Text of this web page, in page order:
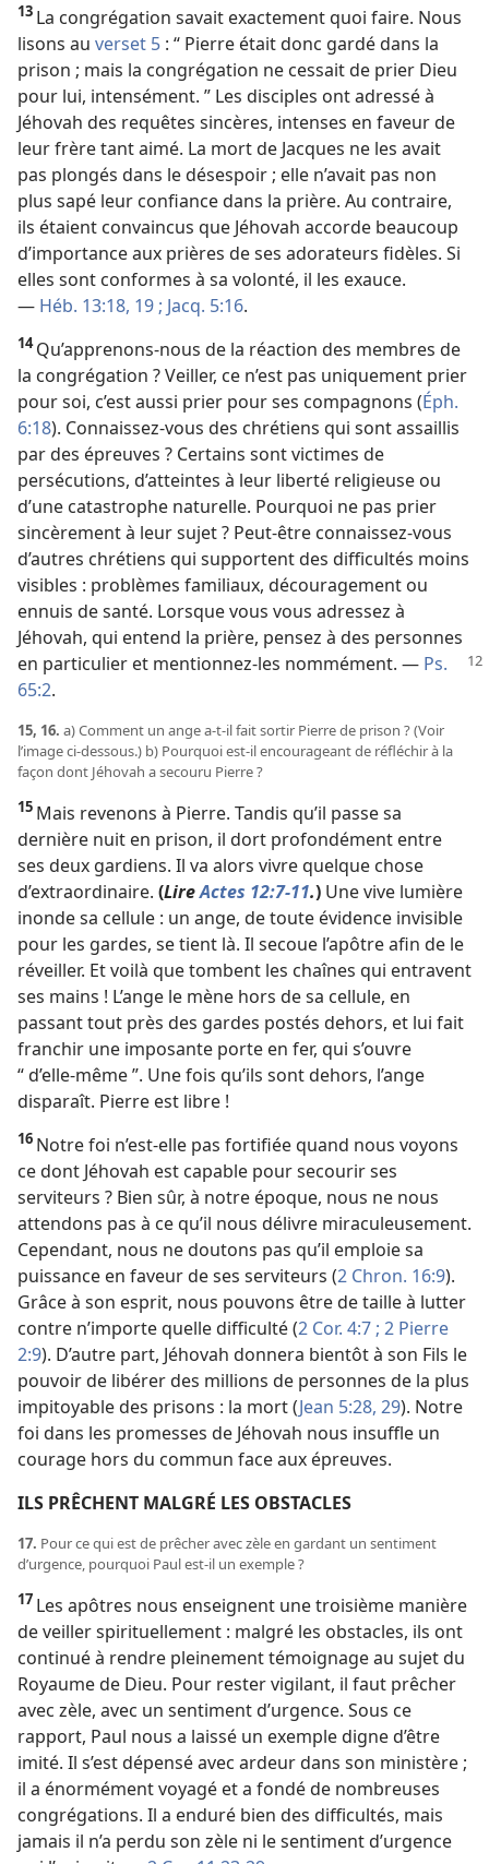
13 La congrégation savait exactement quoi faire. Nous
lisons au verset 5 : “ Pierre était donc gardé dans la
prison ; mais la congrégation ne cessait de prier Dieu
pour lui, intensément. ” Les disciples ont adressé à
Jéhovah des requêtes sincères, intenses en faveur de
leur frère tant aimé. La mort de Jacques ne les avait
pas plongés dans le désespoir ; elle n’avait pas non
plus sapé leur confiance dans la prière. Au contraire,
ils étaient convaincus que Jéhovah accorde beaucoup
d’importance aux prières de ses adorateurs fidèles. Si
elles sont conformes à sa volonté, il les exauce.
— Héb. 13:18, 19 ; Jacq. 5:16.
14Qu’apprenons-​nous de la réaction des membres de
la congrégation ? Veiller, ce n’est pas uniquement prier
pour soi, c’est aussi prier pour ses compagnons (Éph.
6:18). Connaissez-​vous des chrétiens qui sont assaillis
par des épreuves ? Certains sont victimes de
persécutions, d’atteintes à leur liberté religieuse ou
d’une catastrophe naturelle. Pourquoi ne pas prier
sincèrement à leur sujet ? Peut-être connaissez-​vous
d’autres chrétiens qui supportent des difficultés moins
visibles : problèmes familiaux, découragement ou
ennuis de santé. Lorsque vous vous adressez à
Jéhovah, qui entend la prière, pensez à des personnes
en particulier et mentionnez-​les nommément. — Ps.
65:2.
15, 16. a) Comment un ange a-​t-​il fait sortir Pierre de prison ? (Voir
l’image ci-dessous.) b) Pourquoi est-​il encourageant de réfléchir à la
façon dont Jéhovah a secouru Pierre ?
15 Mais revenons à Pierre. Tandis qu’il passe sa
dernière nuit en prison, il dort profondément entre
ses deux gardiens. Il va alors vivre quelque chose
d’extraordinaire. (LireActes 12:7-11.) Une vive lumière
inonde sa cellule : un ange, de toute évidence invisible
pour les gardes, se tient là. Il secoue l’apôtre afin de le
réveiller. Et voilà que tombent les chaînes qui entravent
ses mains ! L’ange le mène hors de sa cellule, en
passant tout près des gardes postés dehors, et lui fait
franchir une imposante porte en fer, qui s’ouvre
“ d’elle-​même ”. Une fois qu’ils sont dehors, l’ange
disparaît. Pierre est libre !
16 Notre foi n’est-​elle pas fortifiée quand nous voyons
ce dont Jéhovah est capable pour secourir ses
serviteurs ? Bien sûr, à notre époque, nous ne nous
attendons pas à ce qu’il nous délivre miraculeusement.
Cependant, nous ne doutons pas qu’il emploie sa
puissance en faveur de ses serviteurs (2 Chron. 16:9).
Grâce à son esprit, nous pouvons être de taille à lutter
contre n’importe quelle difficulté (2 Cor. 4:7 ; 2 Pierre
2:9). D’autre part, Jéhovah donnera bientôt à son Fils le
pouvoir de libérer des millions de personnes de la plus
impitoyable des prisons : la mort (Jean 5:28, 29). Notre
foi dans les promesses de Jéhovah nous insuffle un
courage hors du commun face aux épreuves.
ILS PRÊCHENT MALGRÉ LES OBSTACLES
17. Pour ce qui est de prêcher avec zèle en gardant un sentiment
d’urgence, pourquoi Paul est-​il un exemple ?
17 Les apôtres nous enseignent une troisième manière
de veiller spirituellement : malgré les obstacles, ils ont
continué à rendre pleinement témoignage au sujet du
Royaume de Dieu. Pour rester vigilant, il faut prêcher
avec zèle, avec un sentiment d’urgence. Sous ce
rapport, Paul nous a laissé un exemple digne d’être
imité. Il s’est dépensé avec ardeur dans son ministère ;
il a énormément voyagé et a fondé de nombreuses
congrégations. Il a enduré bien des difficultés, mais
jamais il n’a perdu son zèle ni le sentiment d’urgence